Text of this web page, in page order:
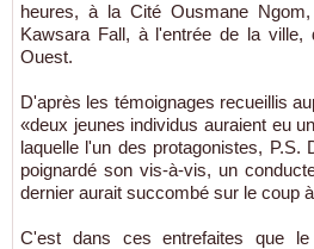
heures, à la Cité Ousmane
Kawsara Fall, à l'entrée de la ville,
Ouest.
D'après les témoignages recueillis
«deux jeunes individus auraient eu
laquelle l'un des protagonistes, P.S.
poignardé son vis-à-vis, un
dernier aurait succombé sur le coup
C'est dans ces entrefaites que